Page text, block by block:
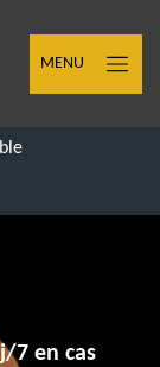
MENU
7 en cas